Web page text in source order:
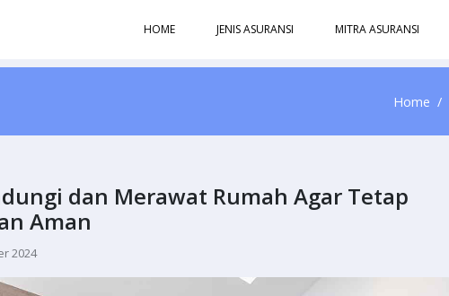
HOME JENIS ASURANSI MITRA ASURANSI
Home
dan Merawat Rumah Agar Tetap
Aman
2024